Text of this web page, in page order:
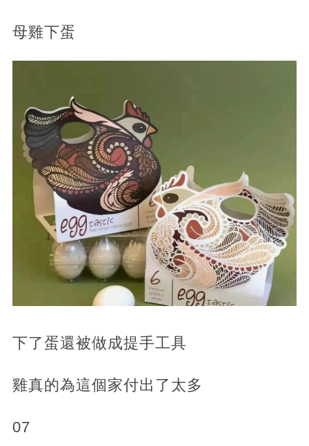
母雞下蛋
下了蛋還被做成提手工具
雞真的為這個家付出了太多
07